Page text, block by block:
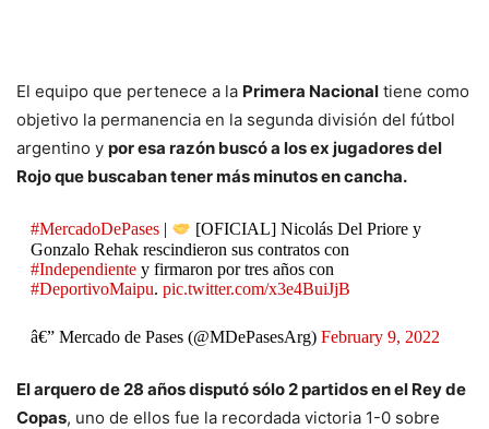
El equipo que pertenece a la Primera Nacional tiene como
objetivo la permanencia en la segunda división del fútbol
argentino y por esa razón buscó a los ex jugadores del
Rojo que buscaban tener más minutos en cancha.
#MercadoDePases|
[OFICIAL] Nicolás Del Priore y
Gonzalo Rehak rescindieron sus contratos con
#Independientey firmaron por tres años con
#DeportivoMaipu. pic.twitter.com/x3e4BuiJjB
â€” Mercado de Pases (@MDePasesArg) February 9, 2022
El arquero de 28 años disputó sólo 2 partidos en el Rey de
Copas, uno de ellos fue la recordada victoria 1-0 sobre